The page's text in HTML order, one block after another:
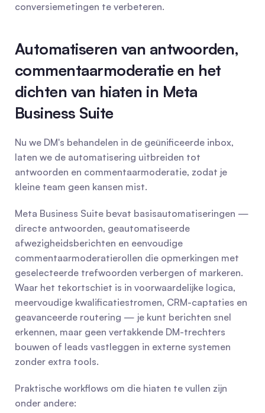
conversiemetingen te verbeteren.
Automatiseren van antwoorden,
commentaarmoderatie en het
dichten van hiaten in Meta
Business Suite
Nu we DM's behandelen in de geünificeerde inbox,
laten we de automatisering uitbreiden tot
antwoorden en commentaarmoderatie, zodat je
kleine team geen kansen mist.
Meta Business Suite bevat basisautomatiseringen —
directe antwoorden, geautomatiseerde
afwezigheidsberichten en eenvoudige
commentaarmoderatierollen die opmerkingen met
geselecteerde trefwoorden verbergen of markeren.
Waar het tekortschiet is in voorwaardelijke logica,
meervoudige kwalificatiestromen, CRM-captaties en
geavanceerde routering — je kunt berichten snel
erkennen, maar geen vertakkende DM-trechters
bouwen of leads vastleggen in externe systemen
zonder extra tools.
Praktische workflows om die hiaten te vullen zijn
onder andere: